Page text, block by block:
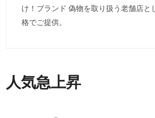
け！ブランド 偽物を取り扱う老舗店と
格でご提供。
人気急上昇